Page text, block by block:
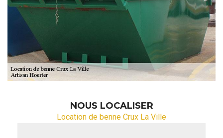
NOUS LOCALISER
Location de benne Crux La Ville